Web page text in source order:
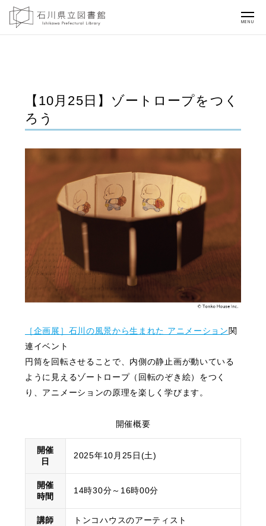
MENU
【10月25日】ゾートロープをつく
ろう
［企画展］石川の風景から生まれた アニメーション関
連イベント
円筒を回転させることで、内側の静止画が動いている
ように見えるゾートロープ（回転のぞき絵）をつく
り、アニメーションの原理を楽しく学びます。
開催概要
開催
日
2025年10月25日(土)
開催
時間
14時30分～16時00分
講師 トンコハウスのアーティスト